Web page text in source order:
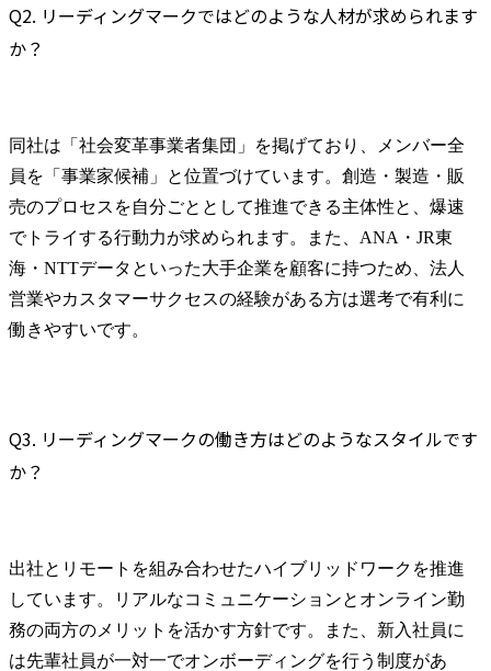
Q2. リーディングマークではどのような人材が求められます
か？
同社は「社会変革事業者集団」を掲げており、メンバー全
員を「事業家候補」と位置づけています。創造・製造・販
売のプロセスを自分ごととして推進できる主体性と、爆速
でトライする行動力が求められます。また、ANA・JR東
海・NTTデータといった大手企業を顧客に持つため、法人
営業やカスタマーサクセスの経験がある方は選考で有利に
働きやすいです。
Q3. リーディングマークの働き方はどのようなスタイルです
か？
出社とリモートを組み合わせたハイブリッドワークを推進
しています。リアルなコミュニケーションとオンライン勤
務の両方のメリットを活かす方針です。また、新入社員に
は先輩社員が一対一でオンボーディングを行う制度があ